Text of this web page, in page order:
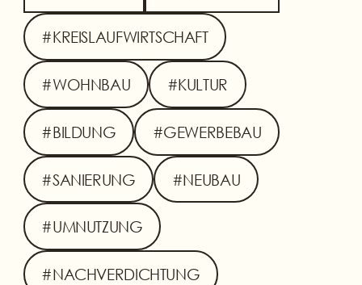
#KREISLAUFWIRTSCHAFT
#WOHNBAU #KULTUR
#BILDUNG #GEWERBEBAU
#SANIERUNG #NEUBAU
#UMNUTZUNG
#NACHVERDICHTUNG